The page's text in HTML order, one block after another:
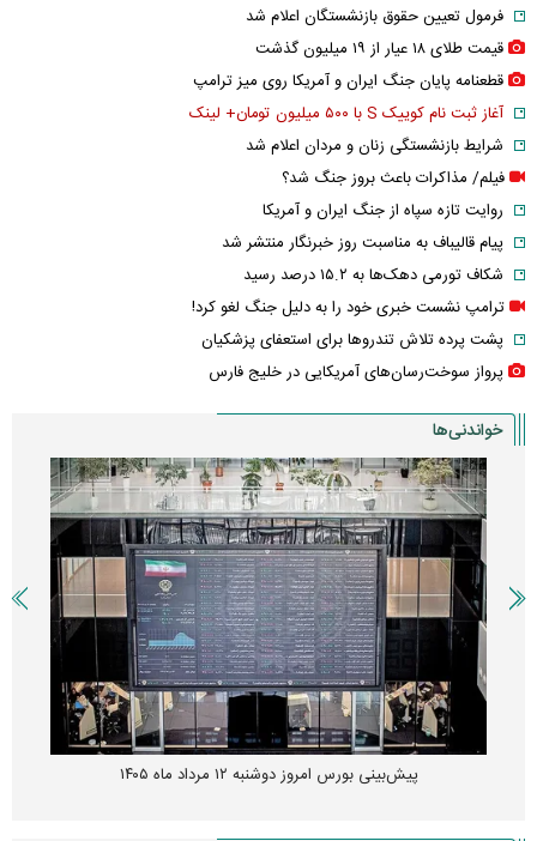
فرمول تعیین حقوق بازنشستگان اعلام شد
قیمت طلای ۱۸ عیار از ۱۹ میلیون گذشت
قطعنامه پایان جنگ ایران و آمریکا روی میز ترامپ
آغاز ثبت نام کوییک S با ۵۰۰ میلیون تومان+ لینک
شرایط بازنشستگی زنان و مردان اعلام شد
فیلم/ مذاکرات باعث بروز جنگ شد؟
روایت تازه سپاه از جنگ ایران و آمریکا
پیام قالیباف به مناسبت روز خبرنگار منتشر شد
شکاف تورمی دهک‌ها به ۱۵.۲ درصد رسید
ترامپ نشست خبری خود را به دلیل جنگ لغو کرد!
پشت پرده تلاش تندروها برای استعفای پزشکیان
پرواز سوخت‌رسان‌های آمریکایی در خلیج فارس
خواندنی‌ها
پیش‌بینی بورس امروز دوشنبه ۱۲ مرداد ماه ۱۴۰۵